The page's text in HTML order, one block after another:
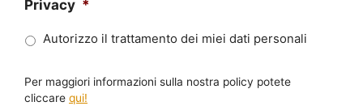
Privacy *
Autorizzo il trattamento dei miei dati personali
Per maggiori informazioni sulla nostra policy potete
cliccare qui!